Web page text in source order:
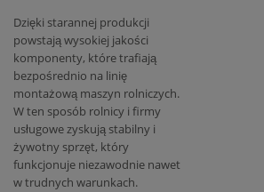
Dzięki starannej produkcji
powstają wysokiej jakości
komponenty, które trafiają
bezpośrednio na linię
montażową maszyn rolniczych.
W ten sposób rolnicy i firmy
usługowe zyskują stabilny i
żywotny sprzęt, który
funkcjonuje niezawodnie nawet
w trudnych warunkach.